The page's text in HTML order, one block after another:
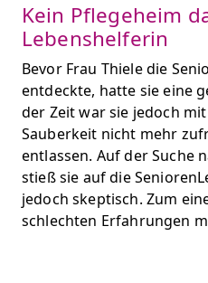
Kein Pflegeheim
Lebenshelferin
Bevor Frau Thiele die
entdeckte, hatte sie eine
der Zeit war sie jedoch
Sauberkeit nicht mehr
entlassen. Auf der Suche
stieß sie auf die
jedoch skeptisch. Zum
schlechten Erfahrungen